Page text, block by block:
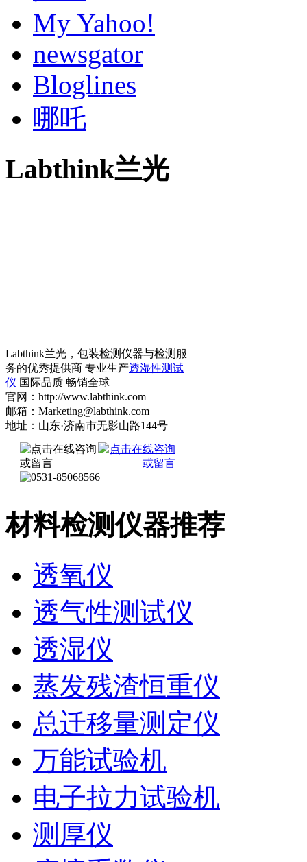
My Yahoo!
newsgator
Bloglines
哪吒
Labthink兰光
Labthink兰光，包装检测仪器与检测服
务的优秀提供商 专业生产透湿性测试
仪 国际品质 畅销全球
官网：http://www.labthink.com
邮箱：Marketing@labthink.com
地址：山东·济南市无影山路144号
材料检测仪器推荐
透氧仪
透气性测试仪
透湿仪
蒸发残渣恒重仪
总迁移量测定仪
万能试验机
电子拉力试验机
测厚仪